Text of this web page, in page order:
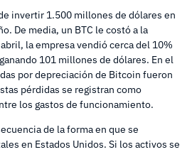
invertir 1.500 millones de dólares en
De media, un BTC le costó a la
la empresa vendió cerca del 10%
101 millones de dólares. En el
por depreciación de Bitcoin fueron
pérdidas se registran como
los gastos de funcionamiento.
de la forma en que se
en Estados Unidos. Si los activos se